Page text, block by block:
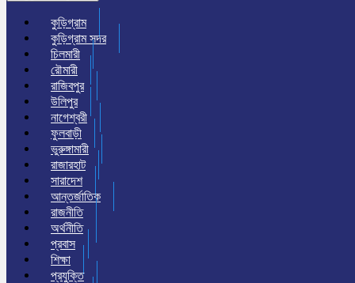
কুড়িগ্রাম
কুড়িগ্রাম সদর
চিলমারী
রৌমারী
রাজিবপুর
উলিপুর
নাগেশ্বরী
ফুলবাড়ী
ভুরুঙ্গামারী
রাজারহাট
সারাদেশ
আন্তর্জাতিক
রাজনীতি
অর্থনীতি
প্রবাস
শিক্ষা
প্রযুক্তি